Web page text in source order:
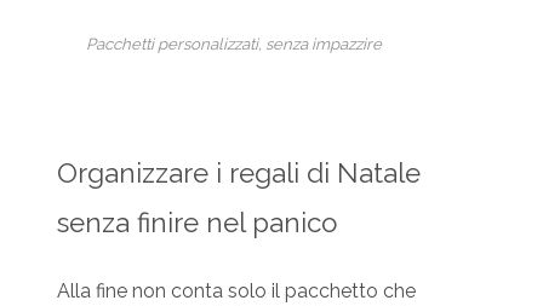
Pacchetti personalizzati, senza impazzire
Organizzare i regali di Natale
senza finire nel panico
Alla fine non conta solo il pacchetto che